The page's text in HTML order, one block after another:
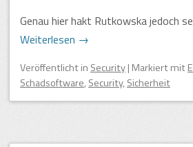
Genau hier hakt Rutkowska jedoch
Weiterlesen →
Veröffentlichtin Security| Markiert mit
Schadsoftware,Security,Sicherheit